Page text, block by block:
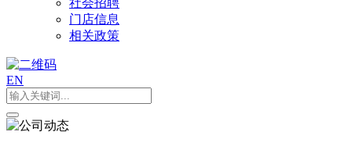
社会招聘
门店信息
相关政策
EN